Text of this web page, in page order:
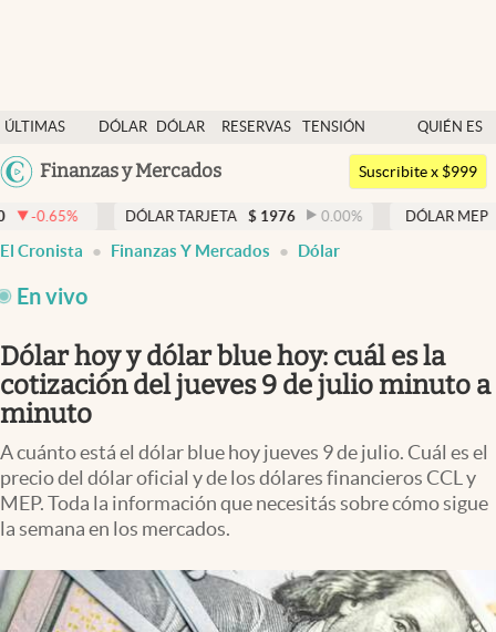
ÚLTIMAS
NOTICIAS
DÓLAR
DÓLAR
RESERVAS
TENSIÓN
GEOPOLÍTICA
QUIÉN ES
QUIÉN
Argentina
Finanzas y Mercados
Dólar
Members
Economía y Política
Finanzas y Mercados
Mercados Online
Negocios
Columnistas
Otras secciones
Infotechnology
Clima
Suscribite x $999
DÓLAR TARJETA $ 1976 0.00 % DÓLAR MEP 1521,66
El Cronista Finanzas Y Mercados Dólar
En vivo
Dólar hoy y dólar blue hoy: cuál es la
cotización del jueves 9 de julio minuto a
minuto
A cuánto está el dólar blue hoy jueves 9 de julio. Cuál es el
precio del dólar oficial y de los dólares financieros CCL y
MEP. Toda la información que necesitás sobre cómo sigue
la semana en los mercados.